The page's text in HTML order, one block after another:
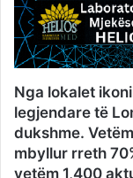
Nga lokalet
legjendare të
dukshme.
mbyllur rreth
vetëm 1,400